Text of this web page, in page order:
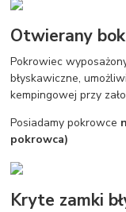
Otwierany bok
Pokrowiec
błyskawiczne,
kempingowej przy
Posiadamy pokrowce
pokrowca)
Kryte zamki